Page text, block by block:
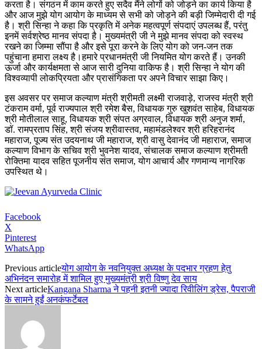
करता है। संगठन में काम करते हुए सदैव मैंने लोगों को जोड़ने का कार्य किया है
और आज मुझे योग आयोग के माध्यम से सभी को जोड़ने की बड़ी जिम्मेदारी दी गई
है। श्री सिन्हा ने कहा कि प्रकृति में अनेक महत्वपूर्ण संपदाएं उपलब्ध हैं, परंतु
इनमें सर्वश्रेष्ठ मानव संपदा है। मुख्यमंत्री जी ने मुझे मानव संपदा को स्वस्थ
रखने का जिम्मा सौंपा है और इसे पूरा करने के लिए योग को जन-जन तक
पहुंचाना हमारा लक्ष्य है।हमारे प्रधानमंत्री जी नियमित योग करते हैं। उनकी
ऊर्जा और कार्यक्षमता से आज सारी दुनिया वाकिफ है। श्री सिन्हा ने योग की
विश्वव्यापी लोकप्रियता और प्रासंगिकता पर अपने विचार साझा किए।
इस अवसर पर समाज कल्याण मंत्री श्रीमती लक्ष्मी राजवाड़े, राजस्व मंत्री श्री
टंकराम वर्मा, पूर्व राज्यपाल श्री रमेश बैस, विधायक गुरु खुशवंत साहेब, विधायक
श्री मोतीलाल साहू, विधायक श्री संपत अग्रवाल, विधायक श्री अनुज शर्मा,
डॉ. रामप्रताप सिंह, श्री संजय श्रीवास्तव, महामंडलेश्वर श्री हरिहरानंद
महाराज, पूज्य संत उदयनाथ जी महाराज, श्री वासु देवानंद जी महाराज, समाज
कल्याण विभाग के सचिव श्री भुवनेश यादव, संचालक समाज कल्याण श्रीमती
रोक्तिमा यादव सहित पूजनीय संत समाज, योग आचार्य और गणमान्य नागरिक
उपस्थित थे।
Facebook
X
Pinterest
WhatsApp
Previous articleयोग आयोग के नवनियुक्त अध्यक्ष के पदभार ग्रहण हेतु
अभिनंदन समारोह में शामिल हुए मुख्यमंत्री श्री विष्णु देव साय
Next articleKangana Sharma ने पहनी इतनी ज्यादा रिवीलिंग ड्रेस, पैपराजी
के सामने हुईं अनकंफर्टेबल